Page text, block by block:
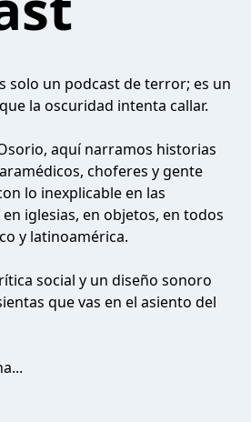
solo un podcast de terror; es un
la oscuridad intenta callar.
aquí narramos historias
choferes y gente
lo inexplicable en las
iglesias, en objetos, en todos
y latinoamérica.
social y un diseño sonoro
que vas en el asiento del